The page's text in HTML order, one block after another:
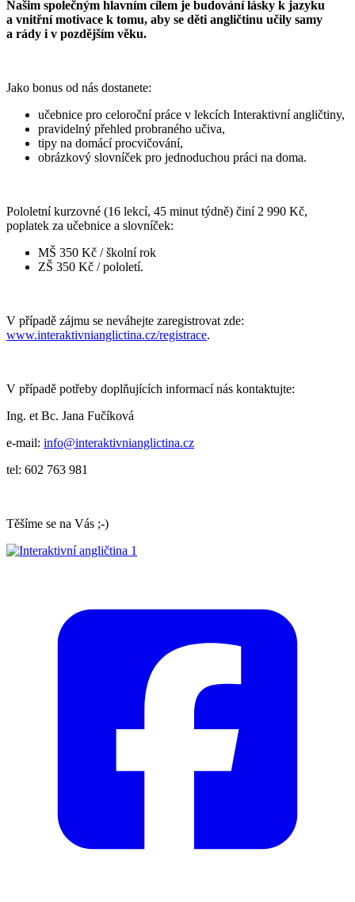
Našim společným hlavním cílem je budování lásky k jazyku
a vnitřní motivace k tomu, aby se děti angličtinu učily samy
a rády i v pozdějším věku.
Jako bonus od nás dostanete:
učebnice pro celoroční práce v lekcích Interaktivní angličtiny,
pravidelný přehled probraného učiva,
tipy na domácí procvičování,
obrázkový slovníček pro jednoduchou práci na doma.
Pololetní kurzovné (16 lekcí, 45 minut týdně) činí 2 990 Kč,
poplatek za učebnice a slovníček:
MŠ 350 Kč / školní rok
ZŠ 350 Kč / pololetí.
V případě zájmu se neváhejte zaregistrovat zde:
www.interaktivnianglictina.cz/registrace.
V případě potřeby doplňujících informací nás kontaktujte:
Ing. et Bc. Jana Fučíková
e-mail: info@interaktivnianglictina.cz
tel: 602 763 981
Těšíme se na Vás ;-)